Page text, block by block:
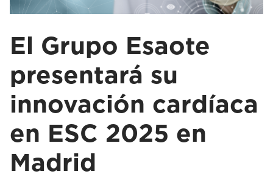
El Grupo Esaote
presentará su
innovación cardíaca
en ESC 2025 en
Madrid